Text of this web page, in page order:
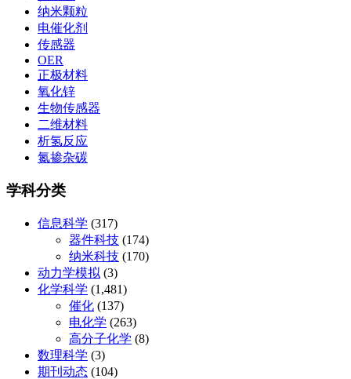
纳米颗粒
电催化剂
传感器
OER
正极材料
氧化锌
生物传感器
二维材料
析氢反应
氮掺杂碳
学科分类
信息科学 (317)
器件科技 (174)
纳米科技 (170)
动力学模拟 (3)
化学科学 (1,481)
催化 (137)
电化学 (263)
高分子化学 (8)
数理科学 (3)
期刊动态 (104)